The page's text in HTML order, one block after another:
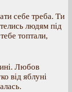
себе треба. Ти
людям під
топтали,
Любов
від яблуні